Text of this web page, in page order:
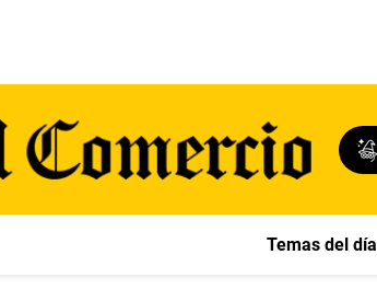
Temas del día